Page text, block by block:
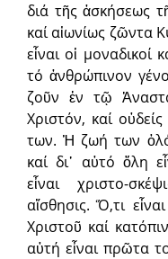
διά τῆς ἀσκήσεως
καί αἰωνίως ζῶντα
εἶναι οἱ μοναδικοί
τό ἀνθρώπινον
ζοῦν ἐν τῷ
Χριστόν, καί
των. Ἡ ζωή των
καί δι᾽ αὐτό ὅλη
εἶναι χριστο-
αἴσθησις. Ὅ,τι
Χριστοῦ καί
αὐτή εἶναι πρῶτα